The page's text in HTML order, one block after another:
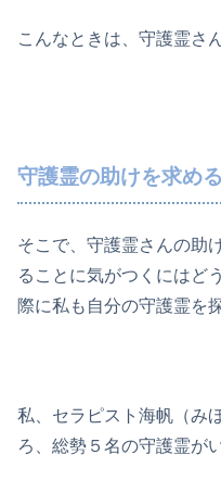
こんなときは、守護霊さ
守護霊の助けを求め
そこで、守護霊さんの助
ることに気がつくにはど
際に私も自分の守護霊を
私、セラピスト海帆（み
ろ、総勢５名の守護霊が